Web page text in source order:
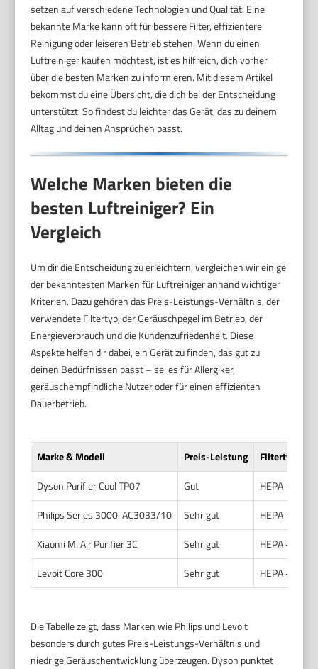
setzen auf verschiedene Technologien und Qualität. Eine
bekannte Marke kann oft für bessere Filter, effizientere
Reinigung oder leiseren Betrieb stehen. Wenn du einen
Luftreiniger kaufen möchtest, ist es hilfreich, dich vorher
über die besten Marken zu informieren. Mit diesem Artikel
bekommst du eine Übersicht, die dich bei der Entscheidung
unterstützt. So findest du leichter das Gerät, das zu deinem
Alltag und deinen Ansprüchen passt.
Welche Marken bieten die
besten Luftreiniger? Ein
Vergleich
Um dir die Entscheidung zu erleichtern, vergleichen wir einige
der bekanntesten Marken für Luftreiniger anhand wichtiger
Kriterien. Dazu gehören das Preis-Leistungs-Verhältnis, der
verwendete Filtertyp, der Geräuschpegel im Betrieb, der
Energieverbrauch und die Kundenzufriedenheit. Diese
Aspekte helfen dir dabei, ein Gerät zu finden, das gut zu
deinen Bedürfnissen passt – sei es für Allergiker,
geräuschempfindliche Nutzer oder für einen effizienten
Dauerbetrieb.
Marke & Modell Preis-Leistung
Filtertyp
Dyson Purifier Cool TP07
Gut
HEPA +
Philips Series 3000i AC3033/10
Sehr gut
HEPA +
Xiaomi Mi Air Purifier 3C
Sehr gut
HEPA +
Levoit Core 300
Sehr gut HEPA +
Die Tabelle zeigt, dass Marken wie Philips und Levoit
besonders durch gutes Preis-Leistungs-Verhältnis und
niedrige Geräuschentwicklung überzeugen. Dyson punktet